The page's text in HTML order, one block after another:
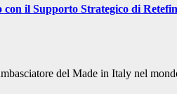
il Supporto Strategico di
del Made in Italy nel